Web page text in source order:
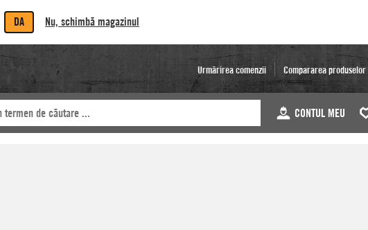
DA Nu, schimbă magazinul
Urmărirea comenzii Compararea produselor
CONTUL MEU